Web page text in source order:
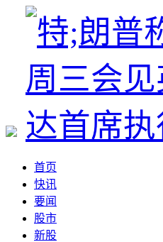
首页
快讯
要闻
股市
新股